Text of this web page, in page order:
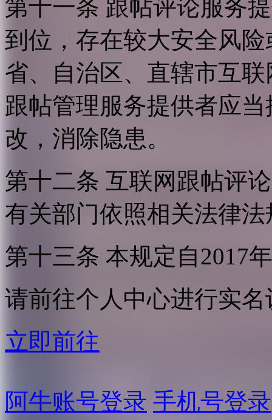
第十一条 跟帖评论服务
到位，存在较大安全风
省、自治区、直辖市互
跟帖管理服务提供者应
改，消除隐患。
第十二条 互联网跟帖评
有关部门依照相关法律
第十三条 本规定自2017
请前往个人中心进行实名
立即前往
阿牛账号登录 手机号登录